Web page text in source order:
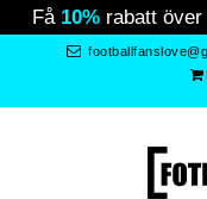
Få 10% rabatt över